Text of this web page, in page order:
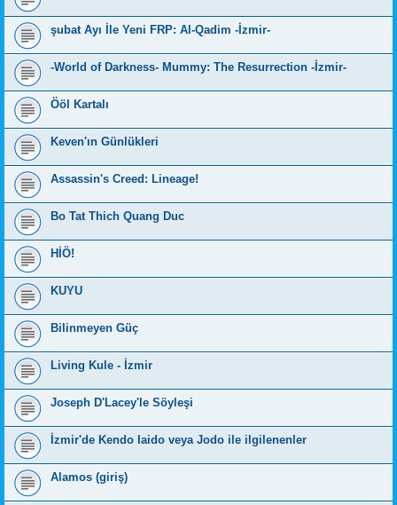
şubat Ayı İle Yeni FRP: Al-Qadim -İzmir-
-World of Darkness- Mummy: The Resurrection -İzmir-
Ööl Kartalı
Keven'ın Günlükleri
Assassin's Creed: Lineage!
Bo Tat Thich Quang Duc
HİÖ!
KUYU
Bilinmeyen Güç
Living Kule - İzmir
Joseph D'Lacey'le Söyleşi
İzmir'de Kendo Iaido veya Jodo ile ilgilenenler
Alamos (giriş)